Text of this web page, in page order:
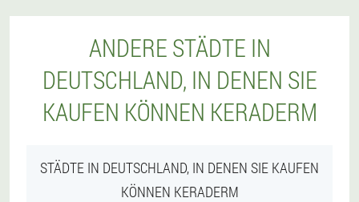
ANDERE STÄDTE IN
DEUTSCHLAND, IN DENEN SIE
KAUFEN KÖNNEN KERADERM
STÄDTE IN DEUTSCHLAND, IN DENEN SIE KAUFEN
KÖNNEN KERADERM